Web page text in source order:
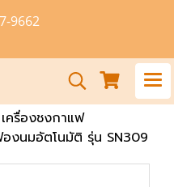
9662
เครื่องชงกาแฟ
งนมอัตโนมัติ รุ่น SN309